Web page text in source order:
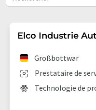
Elco Industrie
Prestataire de
Großbottwar
Technologie de